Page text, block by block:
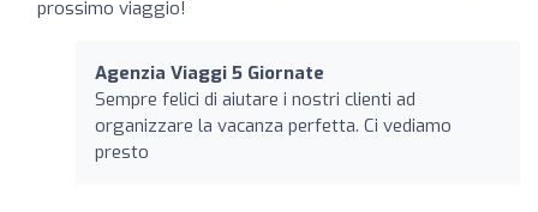
prossimo viaggio!
Agenzia Viaggi 5 Giornate
Sempre felici di aiutare i nostri clienti ad
organizzare la vacanza perfetta. Ci vediamo
presto